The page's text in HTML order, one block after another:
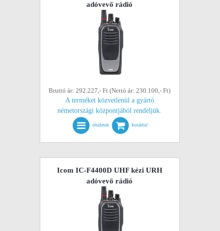
adóvevő rádió
Bruttó ár: 292.227,- Ft (Nettó ár: 230.100,- Ft)
A terméket közvetlenül a gyártó
németországi központjából rendeljük.
részletek kosárba!
Icom IC-F4400D UHF kézi URH
adóvevő rádió